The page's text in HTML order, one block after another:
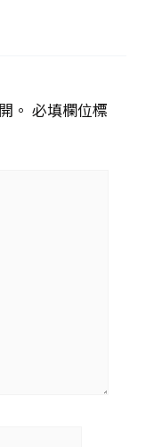
。 必填欄位標